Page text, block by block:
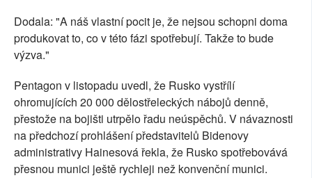
Dodala: "A náš vlastní pocit je, že nejsou schopni doma
produkovat to, co v této fázi spotřebují. Takže to bude
výzva."
Pentagon v listopadu uvedl, že Rusko vystřílí
ohromujících 20 000 dělostřeleckých nábojů denně,
přestože na bojišti utrpělo řadu neúspěchů. V návaznosti
na předchozí prohlášení představitelů Bidenovy
administrativy Hainesová řekla, že Rusko spotřebovává
přesnou munici ještě rychleji než konvenční munici.